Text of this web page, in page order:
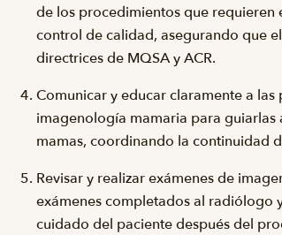
de los procedimientos que requieren
control de calidad, asegurando que
directrices de MQSA y ACR.
Comunicar y educar claramente a
imagenología mamaria para guiarlas
mamas, coordinando la continuidad
Revisar y realizar exámenes de
exámenes completados al radiólogo
cuidado del paciente después del